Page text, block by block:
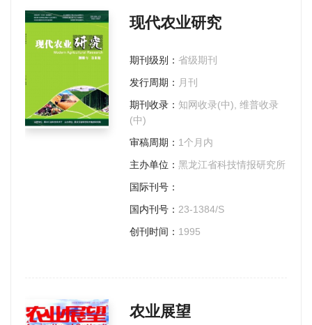
现代农业研究
期刊级别： 省级期刊
发行周期： 月刊
期刊收录： 知网收录(中), 维普收录
(中)
审稿周期： 1个月内
主办单位： 黑龙江省科技情报研究所
国际刊号：
国内刊号： 23-1384/S
创刊时间： 1995
农业展望